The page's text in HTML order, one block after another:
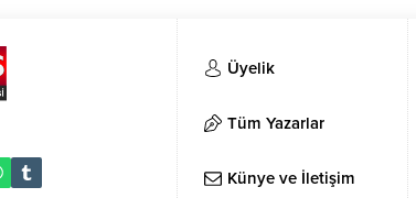
öğrenilemeyen otomobil, seyir halindeki
at arabasına arkadan çarptı. Çarpmanın
etkisiyle at ağır yaralanarak olay yerinde
telef olurken, kazanın ardından köprü
üzerinde kısa süreli...
Üyelik
Tüm Yazarlar
Künye ve İletişim